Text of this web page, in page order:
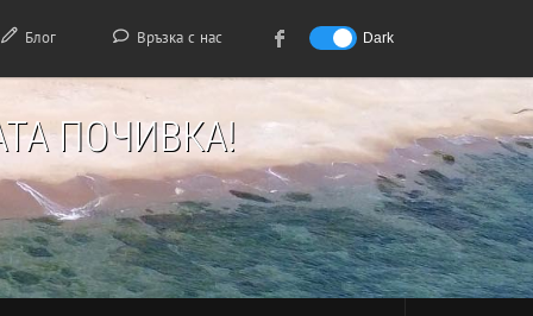
Блог Връзка с нас Dark
ПОЧИВКА!